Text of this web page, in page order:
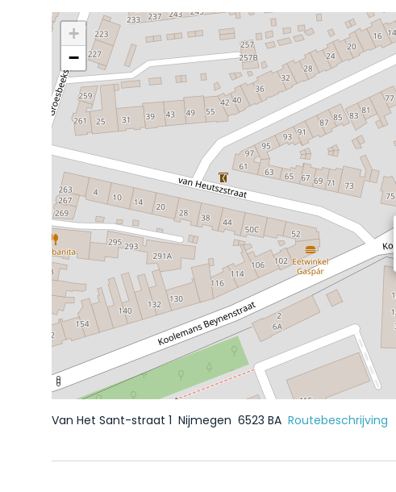
+
−
Van Het Sant-straat 1 Nijmegen 6523 BA Routebeschrijving